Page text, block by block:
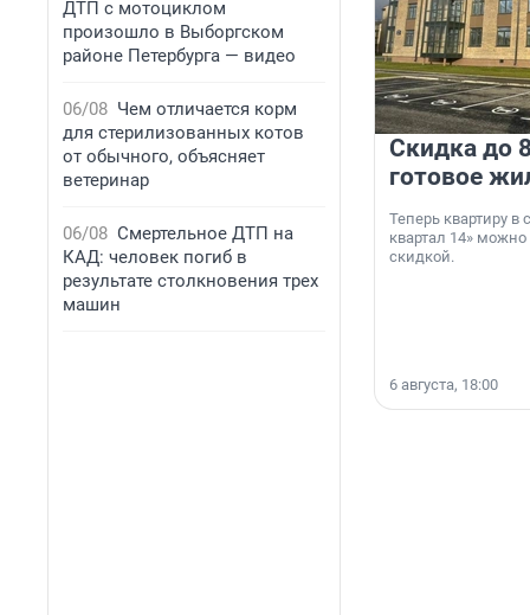
ДТП с мотоциклом
произошло в Выборгском
районе Петербурга — видео
06/08 Чем отличается корм
для стерилизованных котов
от обычного, объясняет
ветеринар
06/08 Смертельное ДТП на
КАД: человек погиб в
результате столкновения трех
машин
Скидка до
готовое
Теперь квартиру
квартал 14»
скидкой.
6 августа, 18:00